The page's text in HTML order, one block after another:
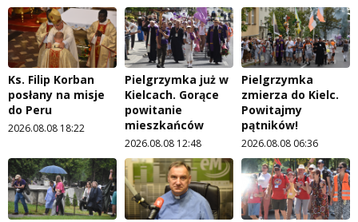
Ks. Filip Korban
posłany na misje
do Peru
2026.08.08 18:22
Pielgrzymka już w
Kielcach. Gorące
powitanie
mieszkańców
2026.08.08 12:48
Pielgrzymka
zmierza do Kielc.
Powitajmy
pątników!
2026.08.08 06:36